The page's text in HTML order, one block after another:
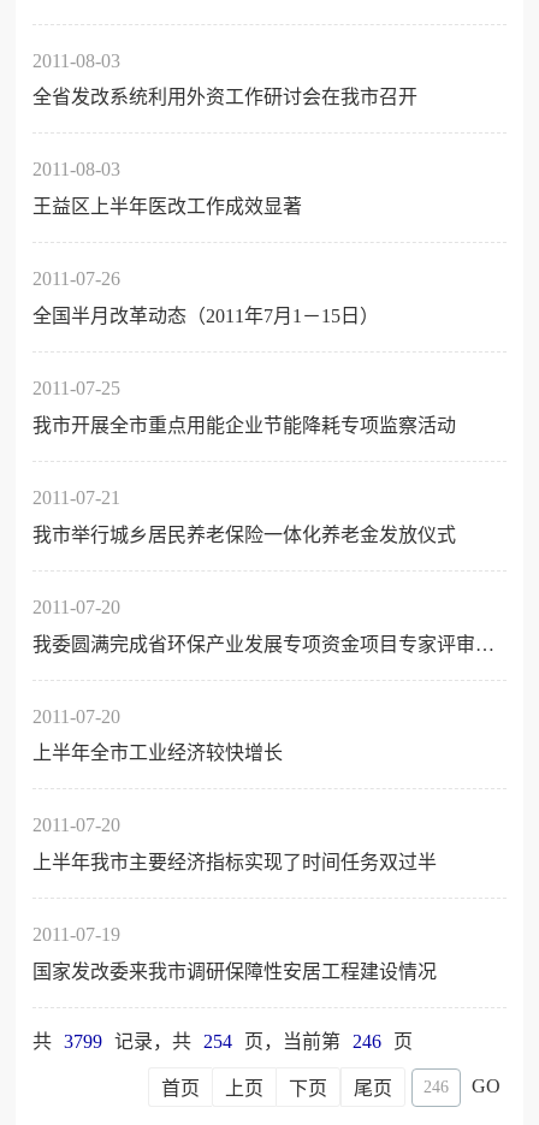
2011-08-03
全省发改系统利用外资工作研讨会在我市召开
2011-08-03
王益区上半年医改工作成效显著
2011-07-26
全国半月改革动态（2011年7月1－15日）
2011-07-25
我市开展全市重点用能企业节能降耗专项监察活动
2011-07-21
我市举行城乡居民养老保险一体化养老金发放仪式
2011-07-20
我委圆满完成省环保产业发展专项资金项目专家评审工作
2011-07-20
上半年全市工业经济较快增长
2011-07-20
上半年我市主要经济指标实现了时间任务双过半
2011-07-19
国家发改委来我市调研保障性安居工程建设情况
共 3799 记录，共 254 页，当前第 246 页
首页 上页 下页 尾页 GO